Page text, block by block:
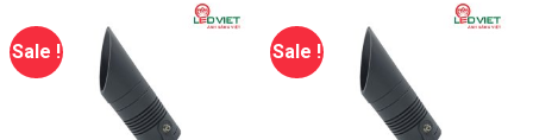
Sale ! Sale !